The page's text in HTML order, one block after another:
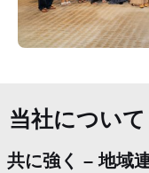
当社につい
共に強く – 地域